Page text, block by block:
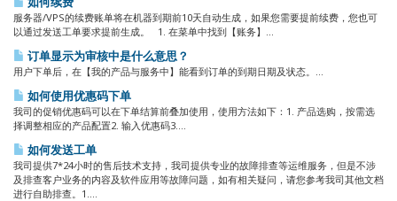
服务器/VPS的续费账单将在机器到期前10天自动生成，如果您需要提前续费，您也可
以通过发送工单要求提前生成。 1. 在菜单中找到【账务】...
订单显示为审核中是什么意思？
用户下单后，在【我的产品与服务中】能看到订单的到期日期及状态。...
如何使用优惠码下单
我司的促销优惠码可以在下单结算前叠加使用，使用方法如下：1. 产品选购，按需选
择调整相应的产品配置2. 输入优惠码3....
如何发送工单
我司提供7*24小时的售后技术支持，我司提供专业的故障排查等运维服务，但是不涉
及排查客户业务的内容及软件应用等故障问题，如有相关疑问，请您参考我司其他文档
进行自助排查。1....